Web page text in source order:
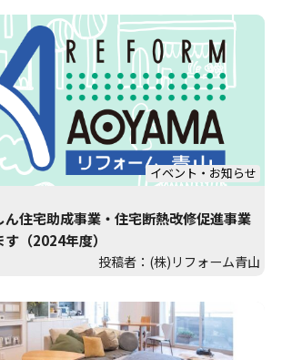
イベント・お知らせ
住宅助成事業・住宅断熱改修促進事業
（2024年度）
投稿者：(株)リフォーム青山